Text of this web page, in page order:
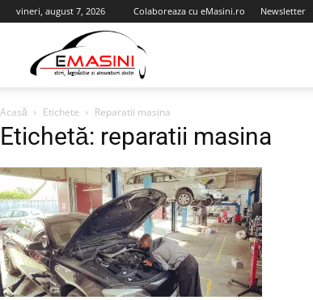
vineri, august 7, 2026 Colaboreaza cu eMasini.ro Newsletter
Acasă Etichete Reparatii masina
Etichetă: reparatii masina